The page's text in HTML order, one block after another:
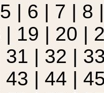
5 | 6 | 7 | 8
| 19 | 20 |
31 | 32 |
43 | 44 |